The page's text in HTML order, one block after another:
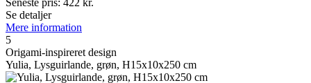
Seneste pris: 422 kr.
Se detaljer
Mere information
5
Origami-inspireret design
Yulia, Lysguirlande, grøn, H15x10x250 cm